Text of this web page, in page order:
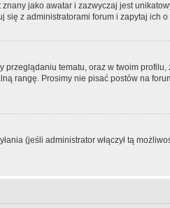
jako awatar i zazwyczaj jest
się z administratorami forum i zapytaj ich o
tematu, oraz w twoim
rangę. Prosimy nie pisać postów na
(jeśli administrator włączył tą